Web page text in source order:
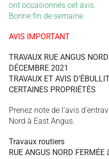
ont occasionnés cet avis.
Bonne fin de semaine
AVIS IMPORTANT
TRAVAUX RUE ANGUS
DÉCEMBRE 2021
TRAVAUX ET AVIS
CERTAINES PROPRIÉTÉS
Prenez note de l’avis
Nord à East Angus.
Travaux routiers
RUE ANGUS NORD